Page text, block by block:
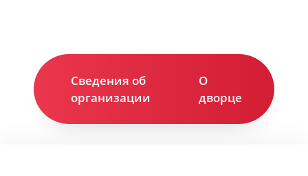
Сведения об
организации
О
дворце